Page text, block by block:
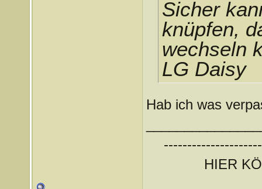
Sicher
knüpfen,
wechseln
LG Daisy
Hab ich was
HIER